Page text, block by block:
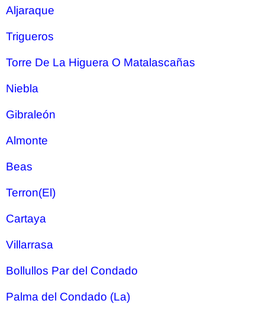
Aljaraque
Trigueros
Torre De La Higuera O Matalascañas
Niebla
Gibraleón
Almonte
Beas
Terron(El)
Cartaya
Villarrasa
Bollullos Par del Condado
Palma del Condado (La)